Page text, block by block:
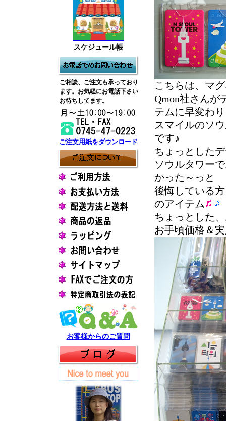
スケジュール帳
ご相談、ご注文も承っており
ます。お気軽にお電話下さい
お待ちしてます。
ご注文用紙をダウンロード
お客様からのご質問
こちらは、マ
Qmon社さんが
テムに早変わ
スマイルのソ
です♪
ちょっとした
ソウルタワー
かった～っと
後悔している
のアイテム
ちょっとした
お手頃価格＆